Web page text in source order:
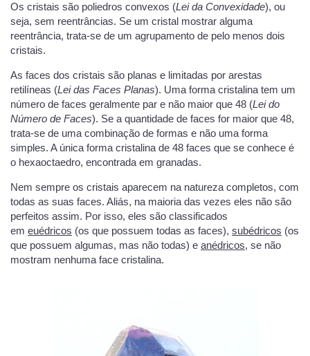
Os cristais são poliedros convexos (Lei da Convexidade), ou
seja, sem reentrâncias. Se um cristal mostrar alguma
reentrância, trata-se de um agrupamento de pelo menos dois
cristais.
As faces dos cristais são planas e limitadas por arestas
retilíneas (Lei das Faces Planas). Uma forma cristalina tem um
número de faces geralmente par e não maior que 48 (Lei do
Número de Faces). Se a quantidade de faces for maior que 48,
trata-se de uma combinação de formas e não uma forma
simples. A única forma cristalina de 48 faces que se conhece é
o hexaoctaedro, encontrada em granadas.
Nem sempre os cristais aparecem na natureza completos, com
todas as suas faces. Aliás, na maioria das vezes eles não são
perfeitos assim. Por isso, eles são classificados
em euédricos (os que possuem todas as faces), subédricos (os
que possuem algumas, mas não todas) e anédricos, se não
mostram nenhuma face cristalina.